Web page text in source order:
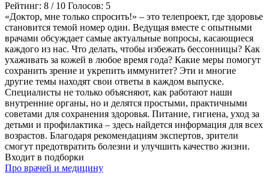
Рейтинг: 8 / 10 Голосов: 5
«Доктор, мне только спросить!» – это телепроект, где здоровье
становится темой номер один. Ведущая вместе с опытными
врачами обсуждает самые актуальные вопросы, касающиеся
каждого из нас. Что делать, чтобы избежать бессонницы? Как
ухаживать за кожей в любое время года? Какие меры помогут
сохранить зрение и укрепить иммунитет? Эти и многие
другие темы находят свои ответы в каждом выпуске.
Специалисты не только объясняют, как работают наши
внутренние органы, но и делятся простыми, практичными
советами для сохранения здоровья. Питание, гигиена, уход за
детьми и профилактика – здесь найдется информация для всех
возрастов. Благодаря рекомендациям экспертов, зрители
смогут предотвратить болезни и улучшить качество жизни.
Входит в подборки
Про врачей и медицину